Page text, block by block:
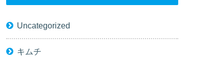
Uncategorized
キムチ